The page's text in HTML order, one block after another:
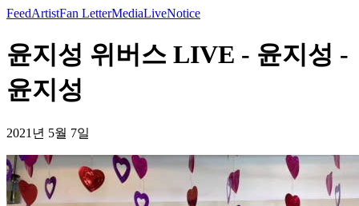
FeedArtistFan LetterMediaLiveNotice
윤지성 위버스 LIVE - 윤지성 -
윤지성
2021년 5월 7일